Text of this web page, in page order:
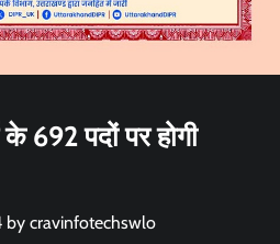
के 692 पदों पर होगी
by cravinfotechswlo